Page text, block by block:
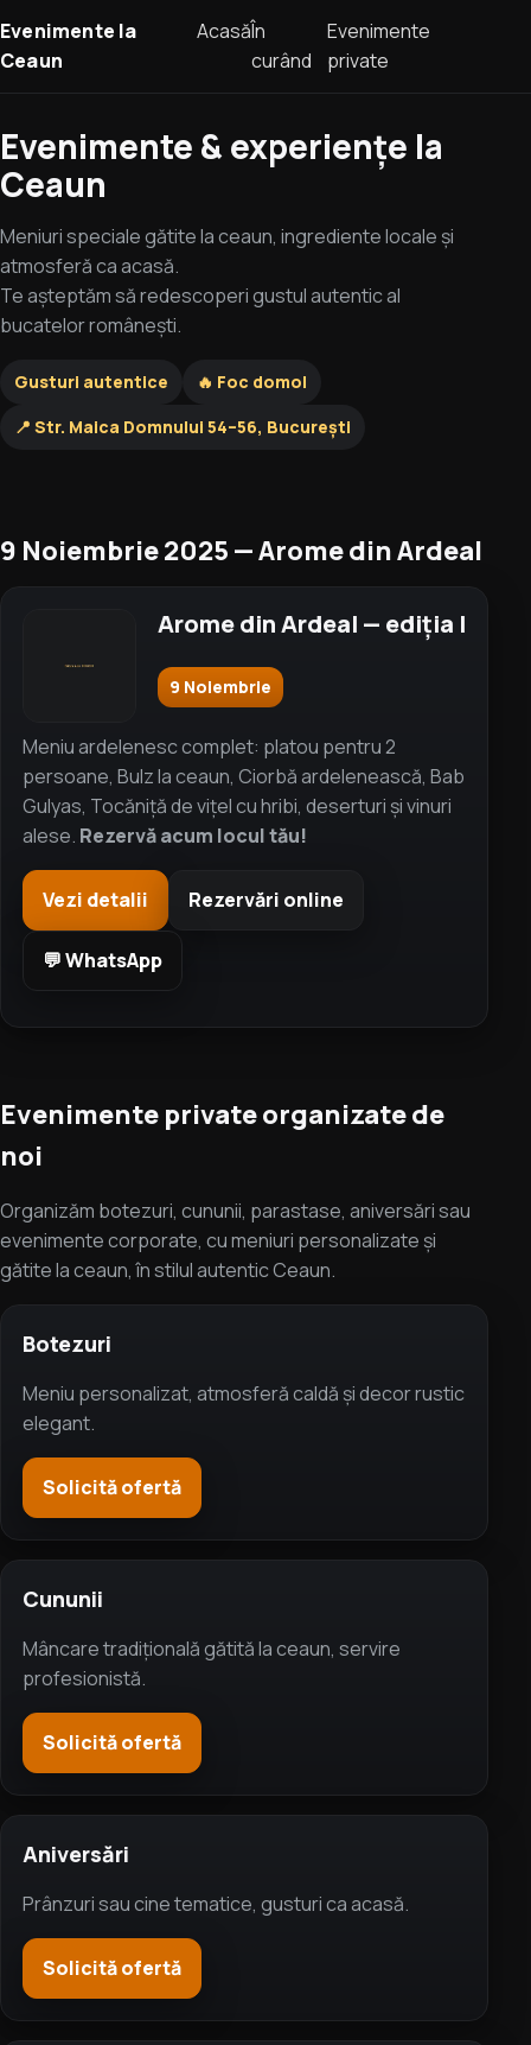
Evenimente la
Ceaun
AcasăÎn
curând
Evenimente
private
Evenimente & experiențe la
Ceaun
Meniuri speciale gătite la ceaun, ingrediente locale și
atmosferă ca acasă.
Te așteptăm să redescoperi gustul autentic al
bucatelor românești.
Gusturi autentice
🔥 Foc domol
📍 Str. Maica Domnului 54–56, București
9 Noiembrie 2025 — Arome din Ardeal
Arome din Ardeal — ediția I
9 Noiembrie
Meniu ardelenesc complet: platou pentru 2
persoane, Bulz la ceaun, Ciorbă ardelenească, Bab
Gulyas, Tocăniță de vițel cu hribi, deserturi și vinuri
alese. Rezervă acum locul tău!
Vezi detalii Rezervări online
💬 WhatsApp
Evenimente private organizate de
noi
Organizăm botezuri, cununii, parastase, aniversări sau
evenimente corporate, cu meniuri personalizate și
gătite la ceaun, în stilul autentic Ceaun.
Botezuri
Meniu personalizat, atmosferă caldă și decor rustic
elegant.
Solicită ofertă
Cununii
Mâncare tradițională gătită la ceaun, servire
profesionistă.
Solicită ofertă
Aniversări
Prânzuri sau cine tematice, gusturi ca acasă.
Solicită ofertă